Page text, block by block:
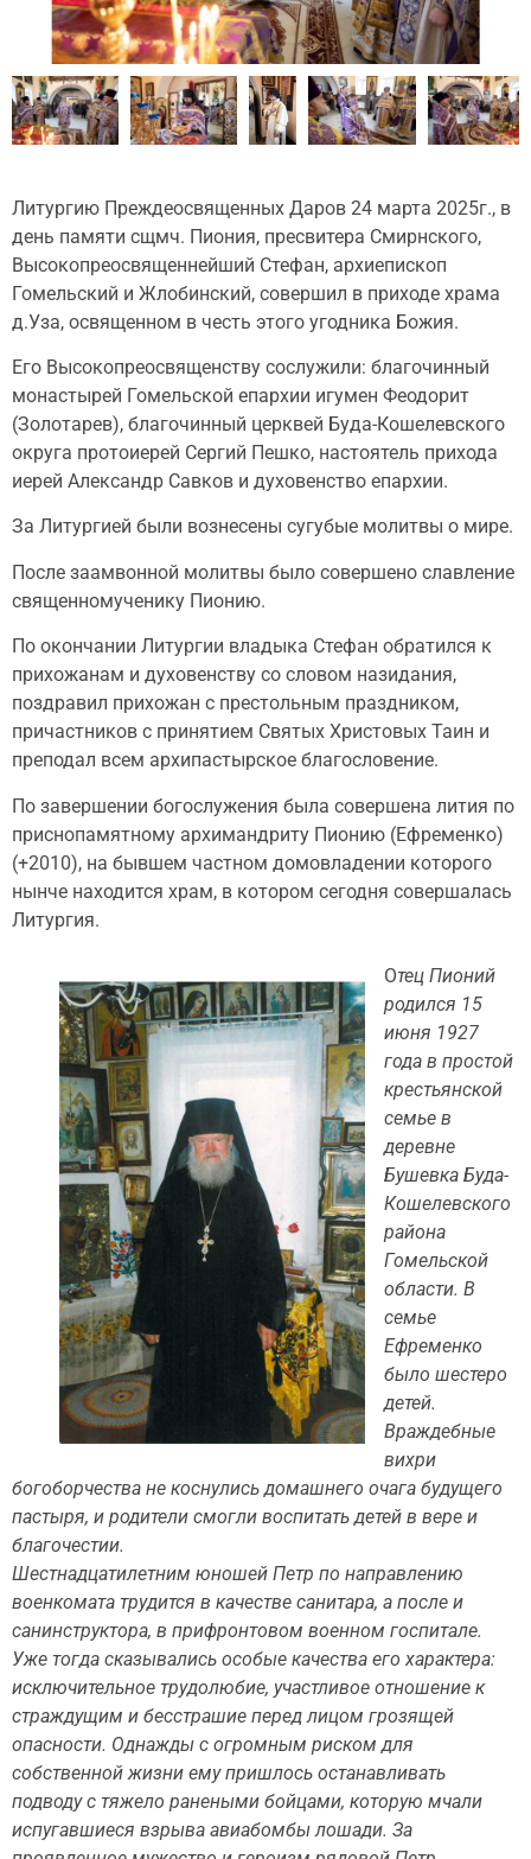
Литургию Преждеосвященных Даров 24 марта 2025г., в
день памяти сщмч. Пиония, пресвитера Смирнского,
Высокопреосвященнейший Стефан, архиепископ
Гомельский и Жлобинский, совершил в приходе храма
д.Уза, освященном в честь этого угодника Божия.
Его Высокопреосвященству сослужили: благочинный
монастырей Гомельской епархии игумен Феодорит
(Золотарев), благочинный церквей Буда-Кошелевского
округа протоиерей Сергий Пешко, настоятель прихода
иерей Александр Савков и духовенство епархии.
За Литургией были вознесены сугубые молитвы о мире.
После заамвонной молитвы было совершено славление
священномученику Пионию.
По окончании Литургии владыка Стефан обратился к
прихожанам и духовенству со словом назидания,
поздравил прихожан с престольным праздником,
причастников с принятием Святых Христовых Таин и
преподал всем архипастырское благословение.
По завершении богослужения была совершена лития по
приснопамятному архимандриту Пионию (Ефременко)
(+2010), на бывшем частном домовладении которого
нынче находится храм, в котором сегодня совершалась
Литургия.
Отец Пионий
родился 15
июня 1927
года в простой
крестьянской
семье в
деревне
Бушевка Буда-
Кошелевского
района
Гомельской
области. В
семье
Ефременко
было шестеро
детей.
Враждебные
вихри
богоборчества не коснулись домашнего очага будущего
пастыря, и родители смогли воспитать детей в вере и
благочестии.
Шестнадцатилетним юношей Петр по направлению
военкомата трудится в качестве санитара, а после и
санинструктора, в прифронтовом военном госпитале.
Уже тогда сказывались особые качества его характера:
исключительное трудолюбие, участливое отношение к
страждущим и бесстрашие перед лицом грозящей
опасности. Однажды с огромным риском для
собственной жизни ему пришлось останавливать
подводу с тяжело ранеными бойцами, которую мчали
испугавшиеся взрыва авиабомбы лошади. За